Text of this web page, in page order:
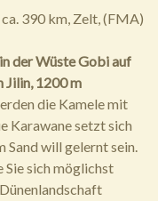
390 km, Zelt, (FMA)
der Wüste Gobi auf
Jilin, 1200 m
die Kamele mit
Karawane setzt sich
Sand will gelernt sein.
Sie sich möglichst